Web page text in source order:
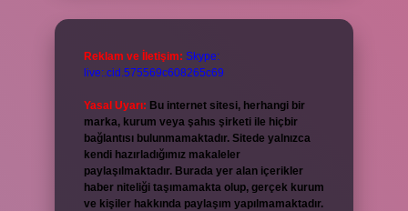
Reklam ve İletişim: Skype:
live:.cid.575569c608265c69
Yasal Uyarı: Bu internet sitesi, herhangi bir
marka, kurum veya şahıs şirketi ile hiçbir
bağlantısı bulunmamaktadır. Sitede yalnızca
kendi hazırladığımız makaleler
paylaşılmaktadır. Burada yer alan içerikler
haber niteliği taşımamakta olup, gerçek kurum
ve kişiler hakkında paylaşım yapılmamaktadır.